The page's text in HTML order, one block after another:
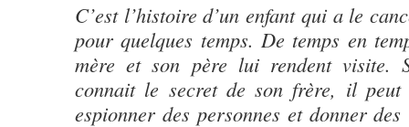
C’est l’histoire d’un enfant qui a le
pour quelques temps. De temps en
mère et son père lui rendent visite.
connait le secret de son frère, il
espionner des personnes et donner